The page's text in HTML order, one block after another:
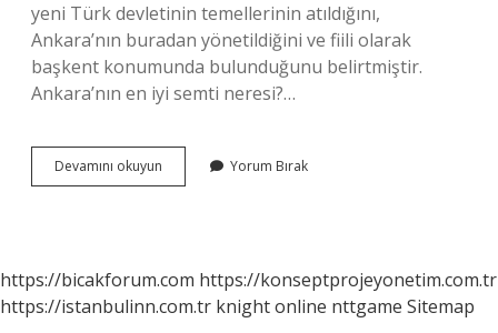
yeni Türk devletinin temellerinin atıldığını,
Ankara’nın buradan yönetildiğini ve fiili olarak
başkent konumunda bulunduğunu belirtmiştir.
Ankara’nın en iyi semti neresi?…
Devamını okuyun
Nin
Yorum Bırak
https://bicakforum.com https://konseptprojeyonetim.com.tr
https://istanbulinn.com.tr knight online nttgame Sitemap